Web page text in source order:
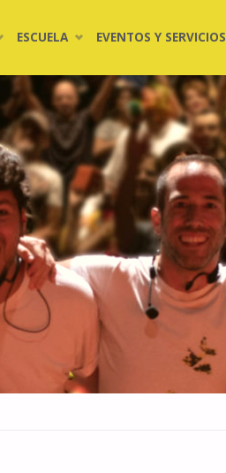
ESCUELA EVENTOS Y SERVICIOS